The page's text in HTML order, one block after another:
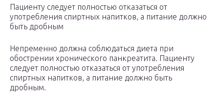
Пациенту следует полностью отказаться от
употребления спиртных напитков, а питание должно
быть дробным
Непременно должна соблюдаться диета при
обострении хронического панкреатита. Пациенту
следует полностью отказаться от употребления
спиртных напитков, а питание должно быть
дробным.